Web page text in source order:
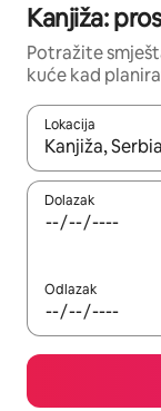
Kanjiža:
Potražite
kuće kad
Lokacija
Kada budu
Dolazak
Odlazak